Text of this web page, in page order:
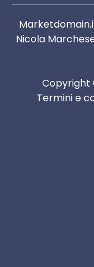
Nicola
Copyright
Termini e